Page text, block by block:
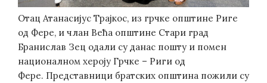
Отац Атанасијус Трајкос, из грчке општине Риге
од Фере, и члан Већа општине Стари град
Бранислав Зец одали су данас пошту и помен
националном хероју Грчке – Риги од
Фере. Представници братских општина пожили су